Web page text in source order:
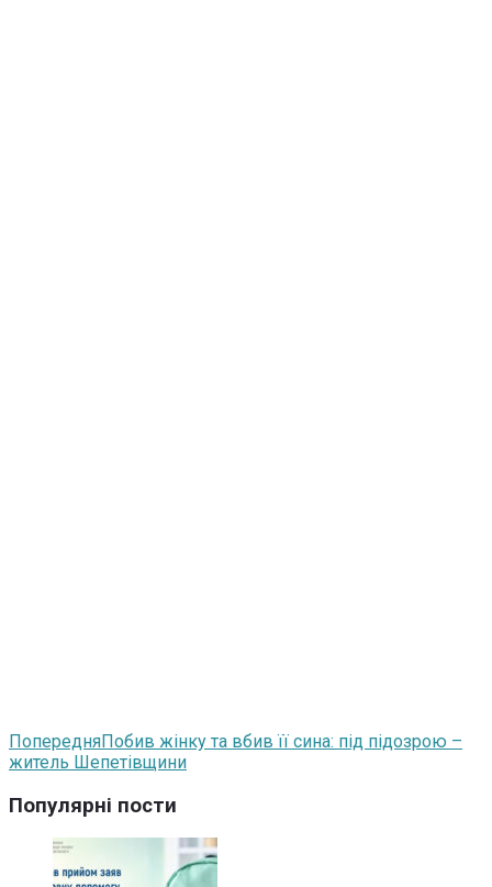
ПопередняПобив жінку та вбив її сина: під підозрою –
житель Шепетівщини
Популярні пости